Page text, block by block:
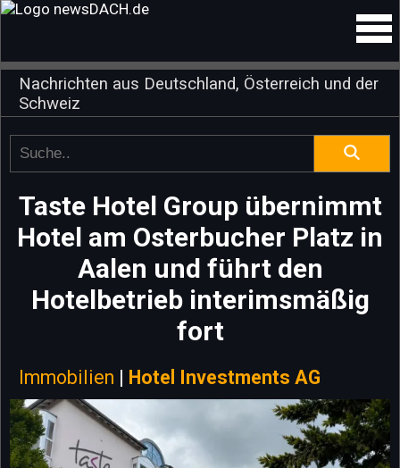
Nachrichten aus Deutschland, Österreich und der
Schweiz
Taste Hotel Group übernimmt
Hotel am Osterbucher Platz in
Aalen und führt den
Hotelbetrieb interimsmäßig
fort
Immobilien | Hotel Investments AG